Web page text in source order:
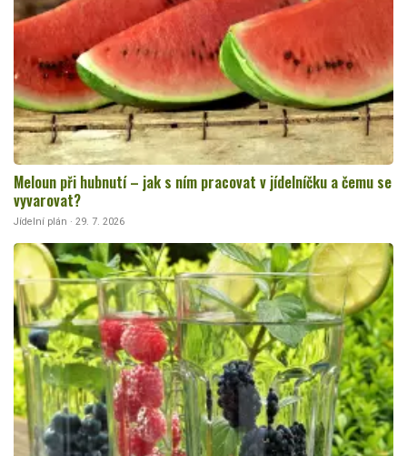
Meloun při hubnutí – jak s ním pracovat v jídelníčku a čemu se
vyvarovat?
Jídelní plán · 29. 7. 2026